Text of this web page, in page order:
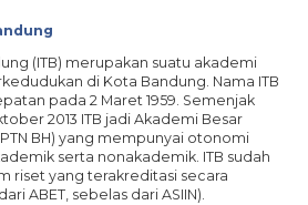
(ITB) merupakan suatu akademi
di Kota Bandung. Nama ITB
pada 2 Maret 1959. Semenjak
2013 ITB jadi Akademi Besar
BH) yang mempunyai otonomi
serta nonakademik. ITB sudah
riset yang terakreditasi secara
ABET, sebelas dari ASIIN).